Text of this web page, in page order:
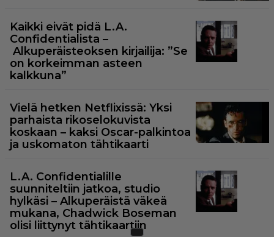
Kaikki eivät pidä L.A.
Confidentialista –
Alkuperäisteoksen kirjailija: ”Se
on korkeimman asteen
kalkkuna”
Vielä hetken Netflixissä: Yksi
parhaista rikoselokuvista
koskaan – kaksi Oscar-palkintoa
ja uskomaton tähtikaarti
L.A. Confidentialille
suunniteltiin jatkoa, studio
hylkäsi – Alkuperäistä väkeä
mukana, Chadwick Boseman
olisi liittynyt tähtikaartiin